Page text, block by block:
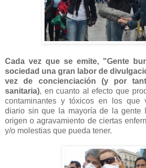
Cada vez que se emite, "Gente
sociedad una gran labor de
vez de concienciación (y por
sanitaria), en cuanto al efecto que
contaminantes y tóxicos en los que
diario sin que la mayoría de la gente
origen o agravamiento de ciertas
y/o molestias que pueda tener.